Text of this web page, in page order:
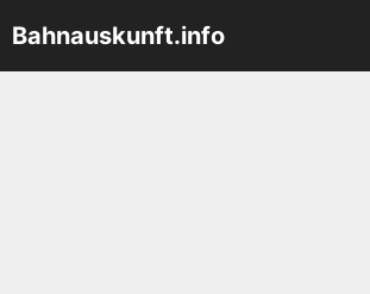
Inhalt
springen
Bahnauskunft.info